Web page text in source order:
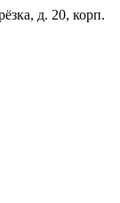
д. 20, корп.